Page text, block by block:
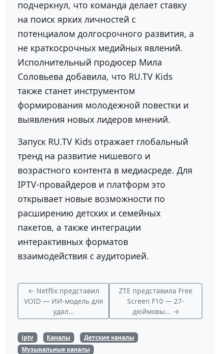
подчеркнул, что команда делает ставку
на поиск ярких личностей с
потенциалом долгосрочного развития, а
не краткосрочных медийных явлений.
Исполнительный продюсер Мила
Соловьева добавила, что RU.TV Kids
также станет инструментом
формирования молодежной повестки и
выявления новых лидеров мнений.
Запуск RU.TV Kids отражает глобальный
тренд на развитие нишевого и
возрастного контента в медиасреде. Для
IPTV-провайдеров и платформ это
открывает новые возможности по
расширению детских и семейных
пакетов, а также интеграции
интерактивных форматов
взаимодействия с аудиторией.
← Netflix представил
VOID — ИИ-модель для
удал...
ZTE представила Free
Screen F10 — 27-
дюймовы... →
iptv Каналы
Детские каналы
Музыкальные каналы